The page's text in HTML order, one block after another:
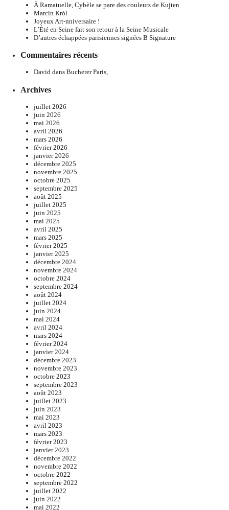
À Ramatuelle, Cybèle se pare des couleurs de Kujten
Marcin Król
Joyeux Art-nniversaire !
L’Été en Seine fait son retour à la Seine Musicale
D’autres échappées parisiennes signées B Signature
Commentaires récents
David dans Bucherer Paris,
Archives
juillet 2026
juin 2026
mai 2026
avril 2026
mars 2026
février 2026
janvier 2026
décembre 2025
novembre 2025
octobre 2025
septembre 2025
août 2025
juillet 2025
juin 2025
mai 2025
avril 2025
mars 2025
février 2025
janvier 2025
décembre 2024
novembre 2024
octobre 2024
septembre 2024
août 2024
juillet 2024
juin 2024
mai 2024
avril 2024
mars 2024
février 2024
janvier 2024
décembre 2023
novembre 2023
octobre 2023
septembre 2023
août 2023
juillet 2023
juin 2023
mai 2023
avril 2023
mars 2023
février 2023
janvier 2023
décembre 2022
novembre 2022
octobre 2022
septembre 2022
juillet 2022
juin 2022
mai 2022